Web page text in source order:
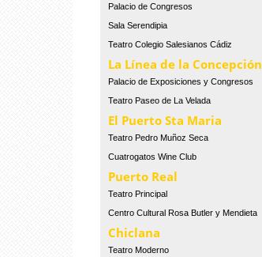
Palacio de Congresos
Sala Serendipia
Teatro Colegio Salesianos Cádiz
La Línea de la Concepción
Palacio de Exposiciones y Congresos
Teatro Paseo de La Velada
El Puerto Sta Maria
Teatro Pedro Muñoz Seca
Cuatrogatos Wine Club
Puerto Real
Teatro Principal
Centro Cultural Rosa Butler y Mendieta
Chiclana
Teatro Moderno